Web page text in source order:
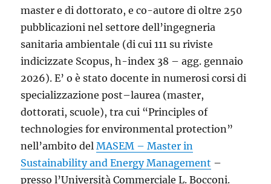
master e di dottorato, e co-autore di oltre 250
pubblicazioni nel settore dell’ingegneria
sanitaria ambientale (di cui 111 su riviste
indicizzate Scopus, h-index 38 – agg. gennaio
2026). E’ o è stato docente in numerosi corsi di
specializzazione post–laurea (master,
dottorati, scuole), tra cui “Principles of
technologies for environmental protection”
nell’ambito delMASEM – Master in
Sustainability and Energy Management –
presso l’Università Commerciale L. Bocconi.